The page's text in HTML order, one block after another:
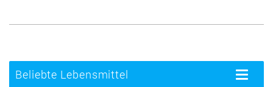
Beliebte Lebensmittel
Toggle